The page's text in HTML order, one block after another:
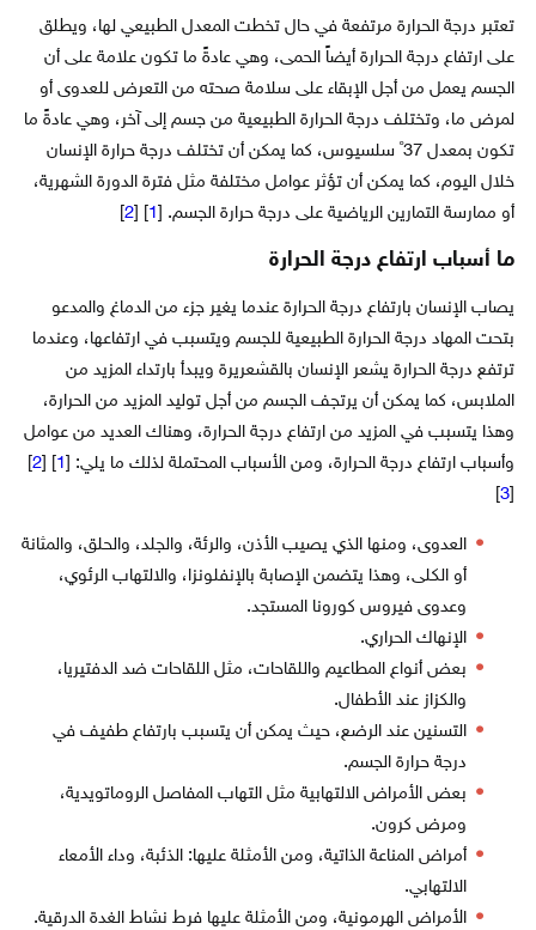
تعتبر درجة الحرارة مرتفعة في حال تخطت المعدل الطبيعي لها، ويطلق
على ارتفاع درجة الحرارة أيضاً الحمى، وهي عادةً ما تكون علامة على أن
الجسم يعمل من أجل الإبقاء على سلامة صحته من التعرض للعدوى أو
لمرض ما، وتختلف درجة الحرارة الطبيعية من جسم إلى آخر، وهي عادةً ما
تكون بمعدل 37˚ سلسيوس، كما يمكن أن تختلف درجة حرارة الإنسان
خلال اليوم، كما يمكن أن تؤثر عوامل مختلفة مثل فترة الدورة الشهرية،
أو ممارسة التمارين الرياضية على درجة حرارة الجسم. [
1
2
]
ما أسباب ارتفاع درجة الحرارة
يصاب الإنسان بارتفاع درجة الحرارة عندما يغير جزء من الدماغ والمدعو
بتحت المهاد درجة الحرارة الطبيعية للجسم ويتسبب في ارتفاعها، وعندما
ترتفع درجة الحرارة يشعر الإنسان بالقشعريرة ويبدأ بارتداء المزيد من
الملابس، كما يمكن أن يرتجف الجسم من أجل توليد المزيد من الحرارة،
وهذا يتسبب في المزيد من ارتفاع درجة الحرارة، وهناك العديد من عوامل
وأسباب ارتفاع درجة الحرارة، ومن الأسباب المحتملة لذلك ما يلي: [
1
2
]
3
]
العدوى، ومنها الذي يصيب الأذن، والرئة، والجلد، والحلق، والمثانة
أو الكلى، وهذا يتضمن الإصابة بالإنفلونزا، والالتهاب الرئوي،
وعدوى فيروس كورونا المستجد.
الإنهاك الحراري.
بعض أنواع المطاعيم واللقاحات، مثل اللقاحات ضد الدفتيريا،
والكزاز عند الأطفال.
التسنين عند الرضع، حيث يمكن أن يتسبب بارتفاع طفيف في
درجة حرارة الجسم.
بعض الأمراض الالتهابية مثل التهاب المفاصل الروماتويدية،
ومرض كرون.
أمراض المناعة الذاتية، ومن الأمثلة عليها: الذئبة، وداء الأمعاء
الالتهابي.
الأمراض الهرمونية، ومن الأمثلة عليها فرط نشاط الغدة الدرقية.